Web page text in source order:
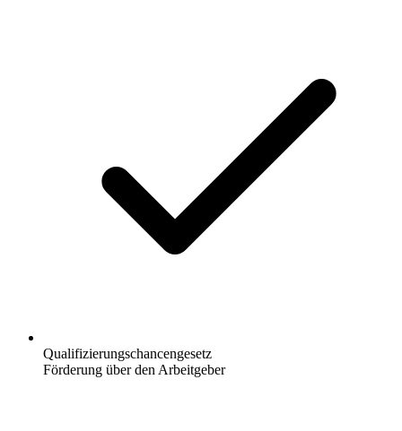
Qualifizierungschancengesetz
Förderung über den Arbeitgeber